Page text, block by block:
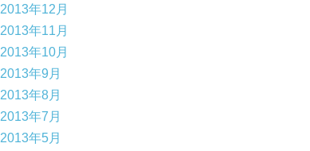
2013年12月
2013年11月
2013年10月
2013年9月
2013年8月
2013年7月
2013年5月